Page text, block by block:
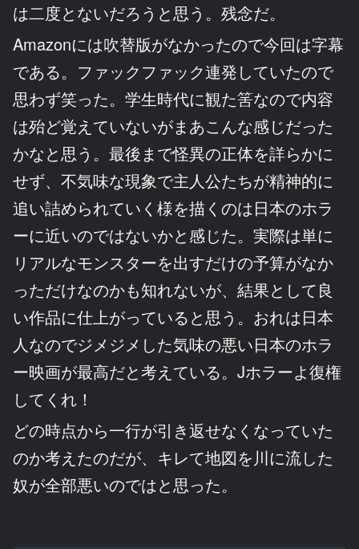
は二度とないだろうと思う。残念だ。
Amazonには吹替版がなかったので今回は字幕
である。ファックファック連発していたので
思わず笑った。学生時代に観た筈なので内容
は殆ど覚えていないがまあこんな感じだった
かなと思う。最後まで怪異の正体を詳らかに
せず、不気味な現象で主人公たちが精神的に
追い詰められていく様を描くのは日本のホラ
ーに近いのではないかと感じた。実際は単に
リアルなモンスターを出すだけの予算がなか
っただけなのかも知れないが、結果として良
い作品に仕上がっていると思う。おれは日本
人なのでジメジメした気味の悪い日本のホラ
ー映画が最高だと考えている。Jホラーよ復権
してくれ！
どの時点から一行が引き返せなくなっていた
のか考えたのだが、キレて地図を川に流した
奴が全部悪いのではと思った。